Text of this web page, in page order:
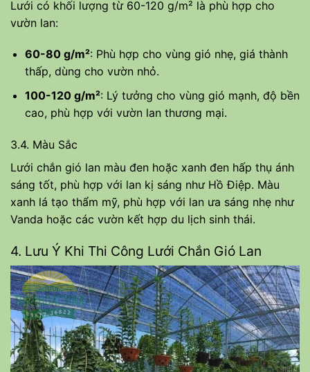
Lưới có khối lượng từ 60-120 g/m² là phù hợp cho
vườn lan:
60-80 g/m²: Phù hợp cho vùng gió nhẹ, giá thành
thấp, dùng cho vườn nhỏ.
100-120 g/m²: Lý tưởng cho vùng gió mạnh, độ bền
cao, phù hợp với vườn lan thương mại.
3.4. Màu Sắc
Lưới chắn gió lan màu đen hoặc xanh đen hấp thụ ánh
sáng tốt, phù hợp với lan kị sáng như Hồ Điệp. Màu
xanh lá tạo thẩm mỹ, phù hợp với lan ưa sáng nhẹ như
Vanda hoặc các vườn kết hợp du lịch sinh thái.
4. Lưu Ý Khi Thi Công Lưới Chắn Gió Lan